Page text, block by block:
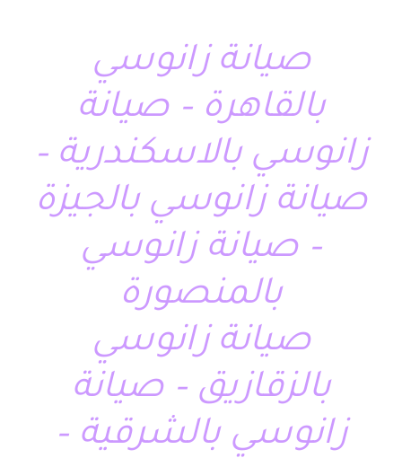
صيانة زانوسي
بالقاهرة – صيانة
زانوسي بالاسكندرية –
صيانة زانوسي بالجيزة
– صيانة زانوسي
بالمنصورة
صيانة زانوسي
بالزقازيق – صيانة
زانوسي بالشرقية –